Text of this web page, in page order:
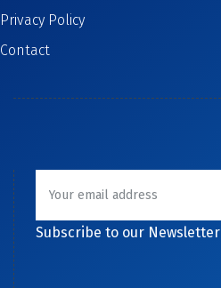
Privacy Policy
Contact
Subscribe to our Newsletter